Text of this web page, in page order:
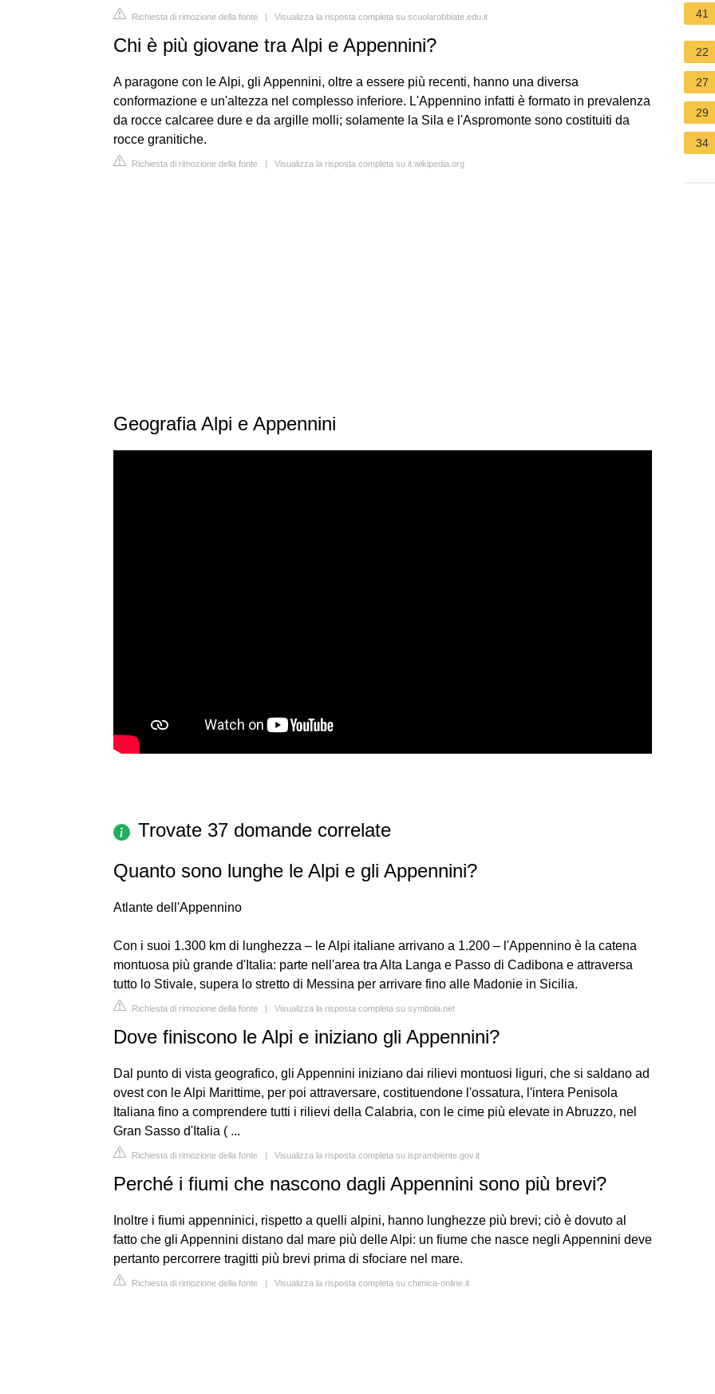
Richiesta di rimozione della fonte | Visualizza la risposta completa su scuolarobbiate.edu.it
Chi è più giovane tra Alpi e Appennini?
A paragone con le Alpi, gli Appennini, oltre a essere più recenti, hanno una diversa
conformazione e un'altezza nel complesso inferiore. L'Appennino infatti è formato in prevalenza
da rocce calcaree dure e da argille molli; solamente la Sila e l'Aspromonte sono costituiti da
rocce granitiche.
Richiesta di rimozione della fonte | Visualizza la risposta completa su it.wikipedia.org
Geografia Alpi e Appennini
Trovate 37 domande correlate
Quanto sono lunghe le Alpi e gli Appennini?
Atlante dell'Appennino
Con i suoi 1.300 km di lunghezza – le Alpi italiane arrivano a 1.200 – l'Appennino è la catena
montuosa più grande d'Italia: parte nell'area tra Alta Langa e Passo di Cadibona e attraversa
tutto lo Stivale, supera lo stretto di Messina per arrivare fino alle Madonie in Sicilia.
Richiesta di rimozione della fonte | Visualizza la risposta completa su symbola.net
Dove finiscono le Alpi e iniziano gli Appennini?
Dal punto di vista geografico, gli Appennini iniziano dai rilievi montuosi liguri, che si saldano ad
ovest con le Alpi Marittime, per poi attraversare, costituendone l'ossatura, l'intera Penisola
Italiana fino a comprendere tutti i rilievi della Calabria, con le cime più elevate in Abruzzo, nel
Gran Sasso d'Italia ( ...
Richiesta di rimozione della fonte | Visualizza la risposta completa su isprambiente.gov.it
Perché i fiumi che nascono dagli Appennini sono più brevi?
Inoltre i fiumi appenninici, rispetto a quelli alpini, hanno lunghezze più brevi; ciò è dovuto al
fatto che gli Appennini distano dal mare più delle Alpi: un fiume che nasce negli Appennini deve
pertanto percorrere tragitti più brevi prima di sfociare nel mare.
Richiesta di rimozione della fonte | Visualizza la risposta completa su chimica-online.it
41
22
27
29
34